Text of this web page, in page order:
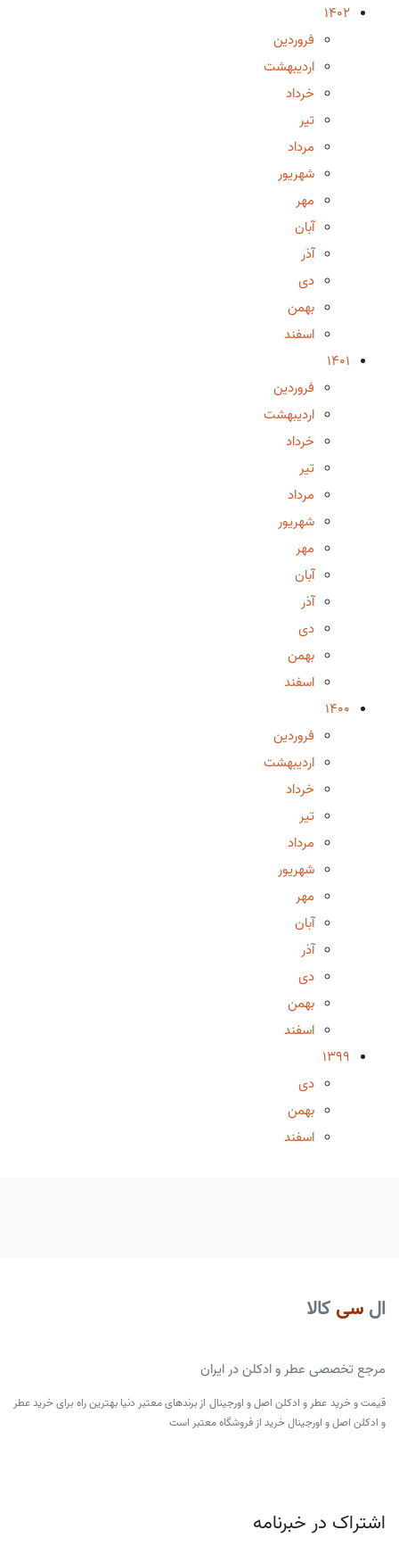
1402
فروردین
اردیبهشت
خرداد
تیر
مرداد
شهریور
مهر
آبان
آذر
دی
بهمن
اسفند
1401
فروردین
اردیبهشت
خرداد
تیر
مرداد
شهریور
مهر
آبان
آذر
دی
بهمن
اسفند
1400
فروردین
اردیبهشت
خرداد
تیر
مرداد
شهریور
مهر
آبان
آذر
دی
بهمن
اسفند
1399
دی
بهمن
اسفند
ال سی کالا
مرجع تخصصی عطر و ادکلن در ایران
قیمت و خرید عطر و ادکلن اصل و اورجینال از برندهای معتبر دنیا بهترین راه برای خرید عطر
و ادکلن اصل و اورجینال خرید از فروشگاه معتبر است
اشتراک در خبرنامه